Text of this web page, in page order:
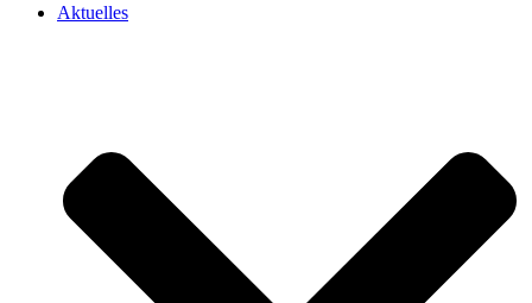
Aktuelles